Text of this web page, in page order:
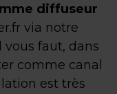
diffuseur
via notre
faut, dans
comme canal
est très